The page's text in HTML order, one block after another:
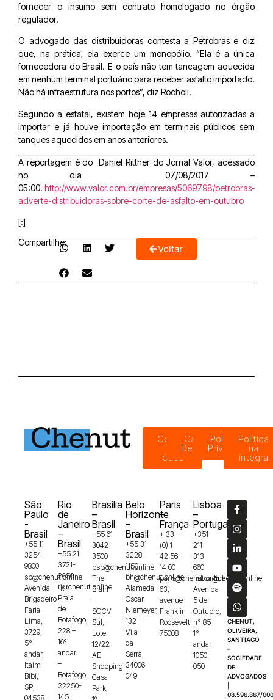
fornecer o insumo sem contrato homologado no órgão
regulador.
O advogado das distribuidoras contesta a Petrobras e diz
que, na prática, ela exerce um monopólio. “Ela é a única
fornecedora do Brasil. E o país não tem tancagem aquecida
em nenhum terminal portuário para receber asfalto importado.
Não há infraestrutura nos portos”, diz Rocholi.
Segundo a estatal, existem hoje 14 empresas autorizadas a
importar e já houve importação em terminais públicos sem
tanques aquecidos em anos anteriores.
A reportagem é do Daniel Rittnerdo Jornal Valor, acessado
no dia 07/08/2017 –
05:00. http://www.valor.com.br/empresas/5069798/petrobras-
adverte-distribuidoras-sobre-corte-de-asfalto-em-outubro
[:]
Compartilhe:
Voltar
Código
ética
Canal de
Denúncias
Política de
Privacidade
Política
na
íntegra
São
Paulo
-
Brasil
+55 11
3254-
9800
sp@chenut.online
Avenida
Brigadeiro
Faria
Lima,
3729,
5°
andar,
Itaim
Bibi,
SP,
04538-
Rio
de
Janeiro
–
Brasil
+55 21
3721-
2650
rj@chenut.online
Praia
de
Botafogo,
228 –
16º
andar
–
Botafogo
22250-
145
Brasília
–
Brasil
+55 61
3042-
3500
bsb@chenut.online
The
Brain
–
SGCV
Sul,
Lote
12/22
AE
Shopping
Casa
Park,
Belo
Horizonte
–
Brasil
+55 31
3228-
1150
bh@chenut.online
Alameda
Oscar
Niemeyer,
132 –
Vila
da
Serra,
34006-
049
Paris
–
França
+ 33
(0) 1
42 56
14 00
paris@chenut.online
63,
avenue
Franklin
Roosevelt
75008
Lisboa
–
Portugal
+351
211
313
660
lisboa@chenut.online
Avenida
5 de
Outubro,
n° 85
1°
andar
1050-
050
CHENUT,
OLIVEIRA,
SANTIAGO
–
SOCIEDADE
DE
ADVOGADOS
08.596.867/